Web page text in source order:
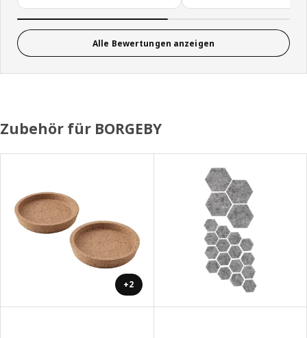
Alle Bewertungen anzeigen
Zubehör für BORGEBY
+2